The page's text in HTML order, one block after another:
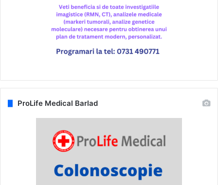
ProLife Medical Barlad